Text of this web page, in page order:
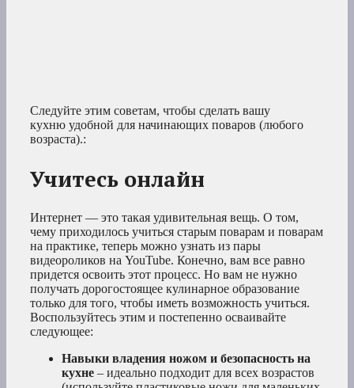
Следуйте этим советам, чтобы сделать вашу
кухню удобной для начинающих поваров (любого
возраста).:
Учитесь онлайн
Интернет — это такая удивительная вещь. О том,
чему приходилось учиться старым поварам и поварам
на практике, теперь можно узнать из пары
видеороликов на YouTube. Конечно, вам все равно
придется освоить этот процесс. Но вам не нужно
получать дорогостоящее кулинарное образование
только для того, чтобы иметь возможность учиться.
Воспользуйтесь этим и постепенно осваивайте
следующее:
Навыки владения ножом и безопасность на
кухне – идеально подходит для всех возрастов